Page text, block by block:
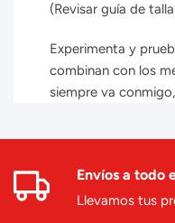
(Revisar guía de
Experimenta y
combinan con los
siempre va
Envíos a todo
Llevamos tus